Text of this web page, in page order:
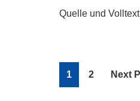
Quelle und
Page
1 Page
2
Go
Next